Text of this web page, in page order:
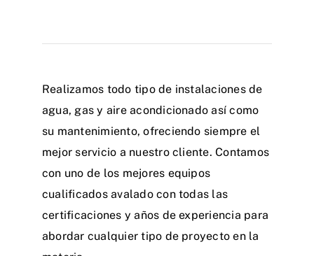
Realizamos todo tipo de instalaciones de
agua, gas y aire acondicionado así como
su mantenimiento, ofreciendo siempre el
mejor servicio a nuestro cliente. Contamos
con uno de los mejores equipos
cualificados avalado con todas las
certificaciones y años de experiencia para
abordar cualquier tipo de proyecto en la